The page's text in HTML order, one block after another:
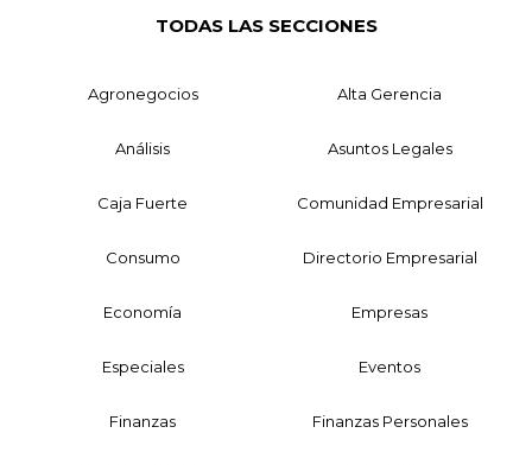
TODAS LAS SECCIONES
Agronegocios Alta Gerencia
Análisis Asuntos Legales
Caja Fuerte Comunidad Empresarial
Consumo Directorio Empresarial
Economía Empresas
Especiales Eventos
Finanzas Finanzas Personales